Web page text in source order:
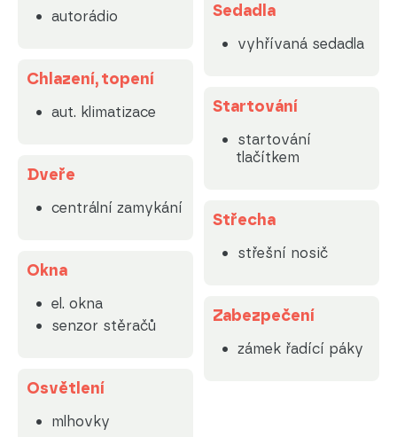
autorádio
Chlazení, topení
aut. klimatizace
Dveře
centrální zamykání
Okna
el. okna
senzor stěračů
Osvětlení
mlhovky
Sedadla
vyhřívaná sedadla
Startování
startování
tlačítkem
Střecha
střešní nosič
Zabezpečení
zámek řadící páky